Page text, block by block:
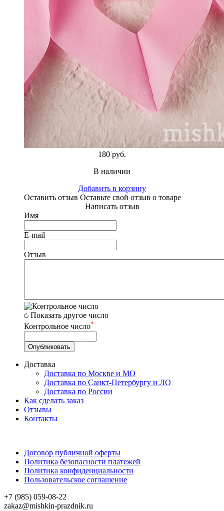
180 руб.
В наличии
Добавить в корзину
Оставить отзыв Оставьте свой отзыв о товаре
Написать отзыв
Имя
E-mail
Отзыв
Показать другое число
Контрольное число*
Доставка
Доставка по Москве и МО
Доставка по Санкт-Петербургу и ЛО
Доставка по России
Как сделать заказ
Отзывы
Контакты
Договор публичной оферты
Политика безопасности платежей
Политика конфиденциальности
Пользовательское соглашение
+7 (985) 059-08-22
zakaz@mishkin-prazdnik.ru